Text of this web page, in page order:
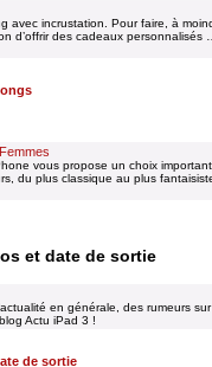
avec incrustation. Pour faire, à
d’offrir des cadeaux personnalisés
vous propose un choix
du plus classique au plus
et date de sortie
en générale, des rumeurs
Actu iPad 3 !
de sortie